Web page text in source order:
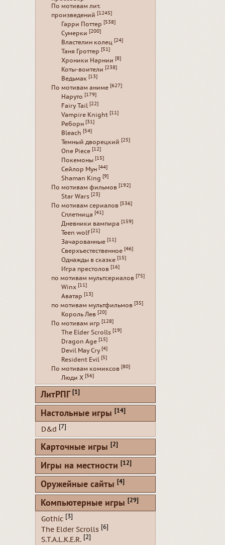
По мотивам лит.
произведений [1245]
Гарри Поттер [538]
Сумерки [200]
Властелин колец [24]
Таня Гроттер [51]
Хроники Нарнии [8]
Коты-воители [238]
Ведьмак [13]
По мотивам аниме [627]
Наруто [179]
Fairy Tail [22]
Vampire Knight [11]
Реборн [31]
Bleach [54]
Темный дворецкий [25]
One Piece [12]
Покемоны [15]
Сейлор Мун [44]
Shaman King [9]
По мотивам фильмов [192]
Star Wars [23]
По мотивам сериалов [536]
Сплетница [41]
Дневники вампира [159]
Teen wolf [21]
Зачарованные [11]
Сверхъестественное [46]
Однажды в сказке [15]
Игра престолов [16]
по мотивам мультсериалов [75]
Winx [11]
Аватар [13]
по мотивам мультфильмов [35]
Король Лев [20]
По мотивам игр [128]
The Elder Scrolls [19]
Dragon Age [15]
Devil May Cry [4]
Resident Evil [5]
По мотивам комиксов [80]
Люди Х [56]
ЛитРПГ [1]
Настольные игры [14]
D&d [7]
Карточные игры [2]
Игры на местности [12]
Оружейные сайты [4]
Компьютерные игры [29]
Gothic [3]
The Elder Scrolls [6]
S.T.A.L.K.E.R. [2]